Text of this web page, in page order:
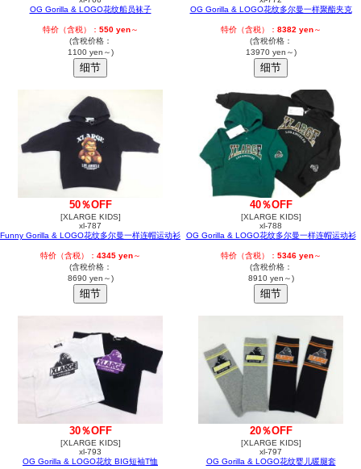
OG Gorilla & LOGO花纹船员袜子
特价（含税）： 550 yen～
(含稅价格：
1100 yen～)
OG Gorilla & LOGO花纹多尔曼一样聚酯夹克
特价（含税）： 8382 yen～
(含稅价格：
13970 yen～)
50％OFF
[XLARGE KIDS]
xl-787
Funny Gorilla & LOGO花纹多尔曼一样连帽运动衫
特价（含税）： 4345 yen～
(含稅价格：
8690 yen～)
40％OFF
[XLARGE KIDS]
xl-788
OG Gorilla & LOGO花纹多尔曼一样连帽运动衫
特价（含税）： 5346 yen～
(含稅价格：
8910 yen～)
30％OFF
[XLARGE KIDS]
xl-793
OG Gorilla & LOGO花纹 BIG短袖T恤
20％OFF
[XLARGE KIDS]
xl-797
OG Gorilla & LOGO花纹婴儿暖腿套